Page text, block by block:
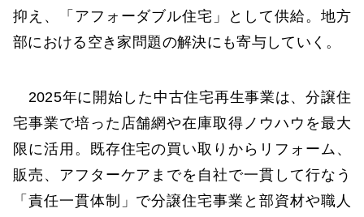
抑え、「アフォーダブル住宅」として供給。地方
部における空き家問題の解決にも寄与していく。
2025年に開始した中古住宅再生事業は、分譲住
宅事業で培った店舗網や在庫取得ノウハウを最大
限に活用。既存住宅の買い取りからリフォーム、
販売、アフターケアまでを自社で一貫して行なう
「責任一貫体制」で分譲住宅事業と部資材や職人